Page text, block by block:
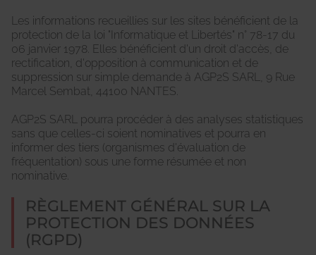
Les informations recueillies sur les sites bénéficient de la
protection de la loi "Informatique et Libertés" n° 78-17 du
06 janvier 1978. Elles bénéficient d'un droit d'accès, de
rectification, d'opposition à communication et de
suppression sur simple demande à AGP2S SARL, 9 Rue
Marcel Sembat, 44100 NANTES.
AGP2S SARL pourra procéder à des analyses statistiques
sans que celles-ci soient nominatives et pourra en
informer des tiers (organismes d'évaluation de
fréquentation) sous une forme résumée et non
nominative.
RÈGLEMENT GÉNÉRAL SUR LA
PROTECTION DES DONNÉES
(RGPD)